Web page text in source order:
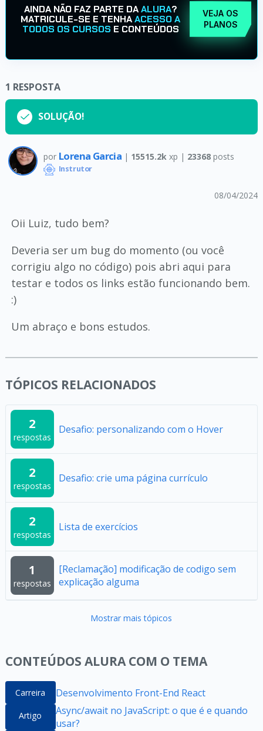
AINDA NÃO FAZ PARTE DAALURA?
MATRICULE-SE E TENHAACESSO A
TODOS OS CURSOS E CONTEÚDOS
VEJA OS
PLANOS
1 RESPOSTA
SOLUÇÃO!
por Lorena Garcia | 15515.2kxp | 23368posts
Instrutor
08/04/2024
Oii Luiz, tudo bem?
Deveria ser um bug do momento (ou você
corrigiu algo no código) pois abri aqui para
testar e todos os links estão funcionando bem.
:)
Um abraço e bons estudos.
TÓPICOS RELACIONADOS
2
respostas
Desafio: personalizando com o Hover
2
respostas
Desafio: crie uma página currículo
2
respostas
Lista de exercícios
1
respostas
[Reclamação] modificação de codigo sem
explicação alguma
Mostrar mais tópicos
CONTEÚDOS ALURA COM O TEMA
Carreira Desenvolvimento Front-End React
Artigo
Async/await no JavaScript: o que é e quando
usar?